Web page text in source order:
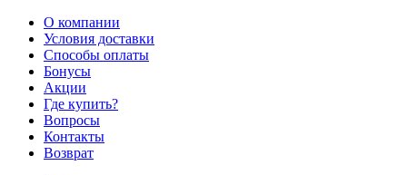
О компании
Условия доставки
Способы оплаты
Бонусы
Акции
Где купить?
Вопросы
Контакты
Возврат